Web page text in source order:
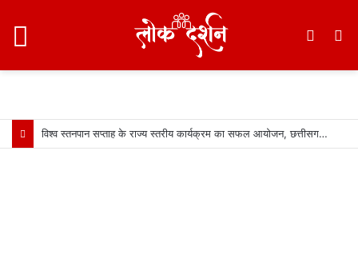
विश्व स्तनपान सप्ताह के राज्य स्तरीय कार्यक्रम का सफल आयोजन, छत्तीसगढ़ के प्रथम “मातृ दूध कोष (Mother Milk Bank)” की घोषणा……